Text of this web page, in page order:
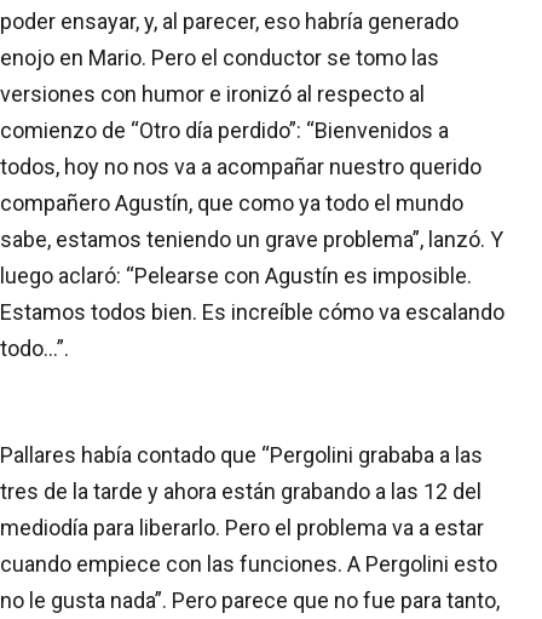
poder ensayar, y, al parecer, eso habría generado
enojo en Mario. Pero el conductor se tomo las
versiones con humor e ironizó al respecto al
comienzo de “Otro día perdido”: “Bienvenidos a
todos, hoy no nos va a acompañar nuestro querido
compañero Agustín, que como ya todo el mundo
sabe, estamos teniendo un grave problema”, lanzó. Y
luego aclaró: “Pelearse con Agustín es imposible.
Estamos todos bien. Es increíble cómo va escalando
todo...”.
Pallares había contado que “Pergolini grababa a las
tres de la tarde y ahora están grabando a las 12 del
mediodía para liberarlo. Pero el problema va a estar
cuando empiece con las funciones. A Pergolini esto
no le gusta nada”. Pero parece que no fue para tanto,